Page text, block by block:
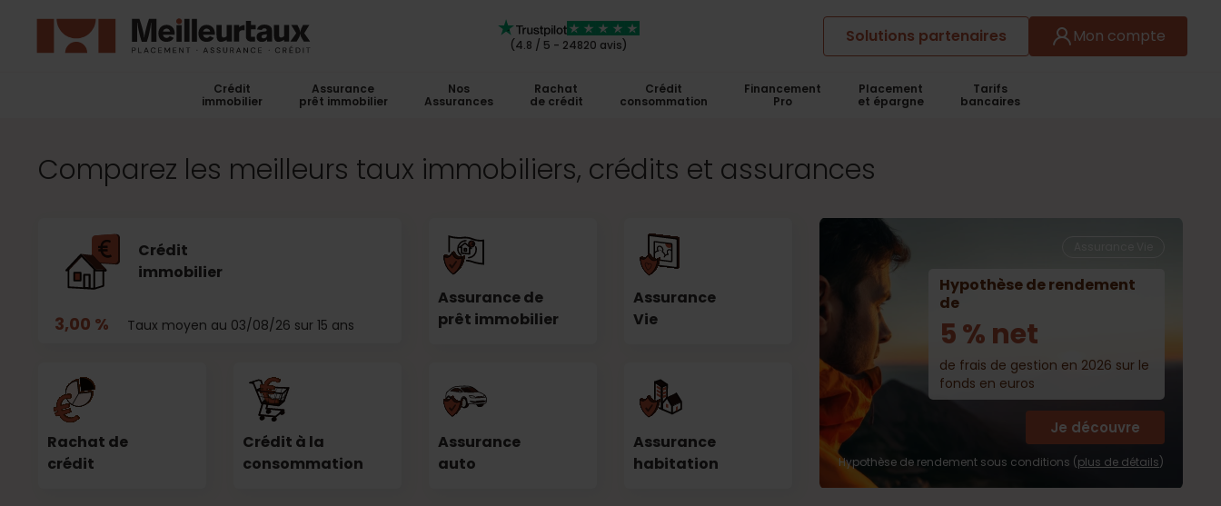
(4.8 / 5 - 24820 avis) Solutions partenaires Mon compte
Crédit
immobilier
Assurance
prêt immobilier
Nos
Assurances
Rachat
de crédit
Crédit
consommation
Financement
Pro
Placement
et épargne
Tarifs
bancaires
Comparez les meilleurs taux immobiliers, crédits et assurances
Crédit
immobilier
3,00 % Taux moyen au 03/08/26 sur 15 ans
Assurance de
prêt immobilier
Assurance
Vie
Rachat de
crédit
Crédit à la
consommation
Assurance
auto
Assurance
habitation
Hypothèse de rendement
de
5 % net
de frais de gestion en 2026 sur le
fonds en euros
Hypothèse de rendement sous conditions (plus de détails)
Je découvre